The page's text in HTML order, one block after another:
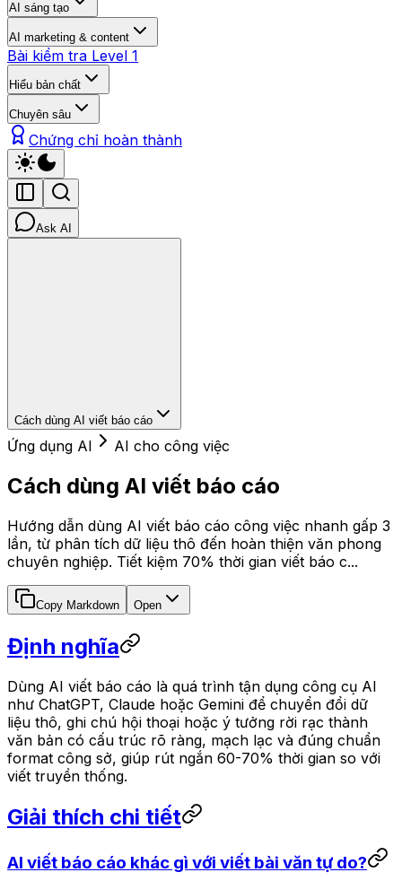
AI sáng tạo
AI marketing & content
Bài kiểm tra Level 1
Hiểu bản chất
Chuyên sâu
Chứng chỉ hoàn thành
Ask AI
Cách dùng AI viết báo cáo
Ứng dụng AI AI cho công việc
Cách dùng AI viết báo cáo
Hướng dẫn dùng AI viết báo cáo công việc nhanh gấp 3
lần, từ phân tích dữ liệu thô đến hoàn thiện văn phong
chuyên nghiệp. Tiết kiệm 70% thời gian viết báo c...
Copy Markdown Open
Định nghĩa
Dùng AI viết báo cáo là quá trình tận dụng công cụ AI
như ChatGPT, Claude hoặc Gemini để chuyển đổi dữ
liệu thô, ghi chú hội thoại hoặc ý tưởng rời rạc thành
văn bản có cấu trúc rõ ràng, mạch lạc và đúng chuẩn
format công sở, giúp rút ngắn 60-70% thời gian so với
viết truyền thống.
Giải thích chi tiết
AI viết báo cáo khác gì với viết bài văn tự do?